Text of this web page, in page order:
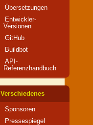
Übersetzungen
Entwickler-
Versionen
GitHub
Buildbot
API-
Referenzhandbuch
Verschiedenes
Sponsoren
Pressespiegel